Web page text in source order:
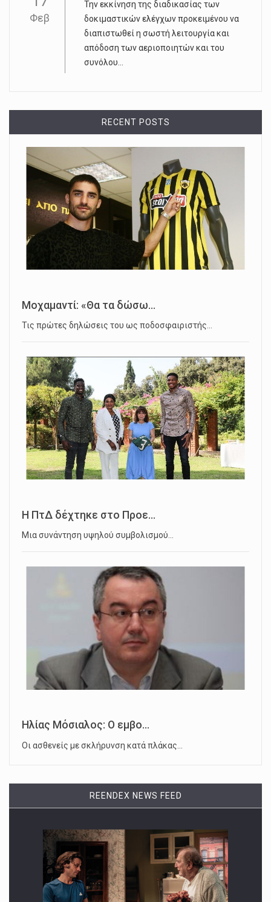
Φεβ
Την εκκίνηση της διαδικασίας των
δοκιμαστικών ελέγχων προκειμένου να
διαπιστωθεί η σωστή λειτουργία και
απόδοση των αεριοποιητών και του
συνόλου...
RECENT POSTS
Μοχαμαντί: «Θα τα δώσω...
Τις πρώτες δηλώσεις του ως ποδοσφαιριστής…
Η ΠτΔ δέχτηκε στο Προε...
Μια συνάντηση υψηλού συμβολισμού…
Ηλίας Μόσιαλος: Ο εμβο...
Οι ασθενείς με σκλήρυνση κατά πλάκας…
REENDEX NEWS FEED